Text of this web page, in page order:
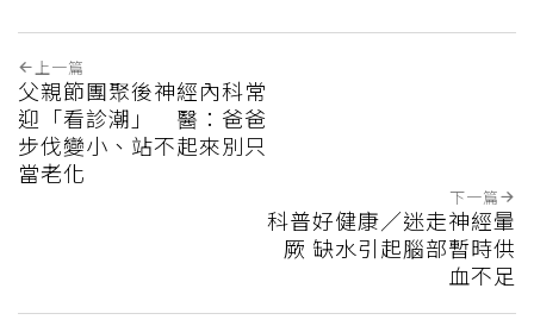
上一篇
父親節團聚後神經內科常
迎「看診潮」 醫：爸爸
步伐變小、站不起來別只
當老化
下一篇
科普好健康／迷走神經暈
厥 缺水引起腦部暫時供
血不足